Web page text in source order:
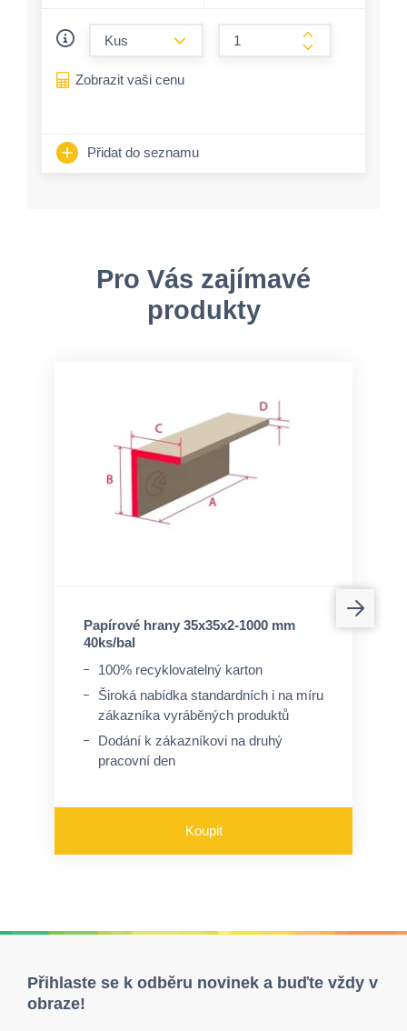
form.increase-
Zobrazit vaši cenu
Přidat do seznamu
Pro Vás zajímavé
produkty
Papírové hrany 35x35x2-1000 mm
40ks/bal
100% recyklovatelný karton
Široká nabídka standardních i na míru
zákazníka vyráběných produktů
Dodání k zákazníkovi na druhý
pracovní den
Koupit
Přihlaste se k odběru novinek a buďte vždy v
obraze!